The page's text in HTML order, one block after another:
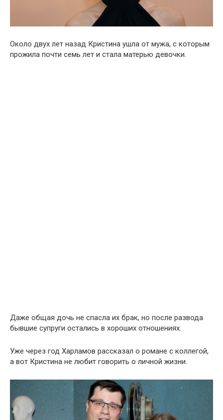
Около двух лет назад Кристина ушла от мужа, с которым
прожила почти семь лет и стала матерью девочки.
Даже общая дочь не спасла их брак, но после развода
бывшие супруги остались в хороших отношениях.
Уже через год Харламов рассказал о романе с коллегой,
а вот Кристина не любит говорить о личной жизни.